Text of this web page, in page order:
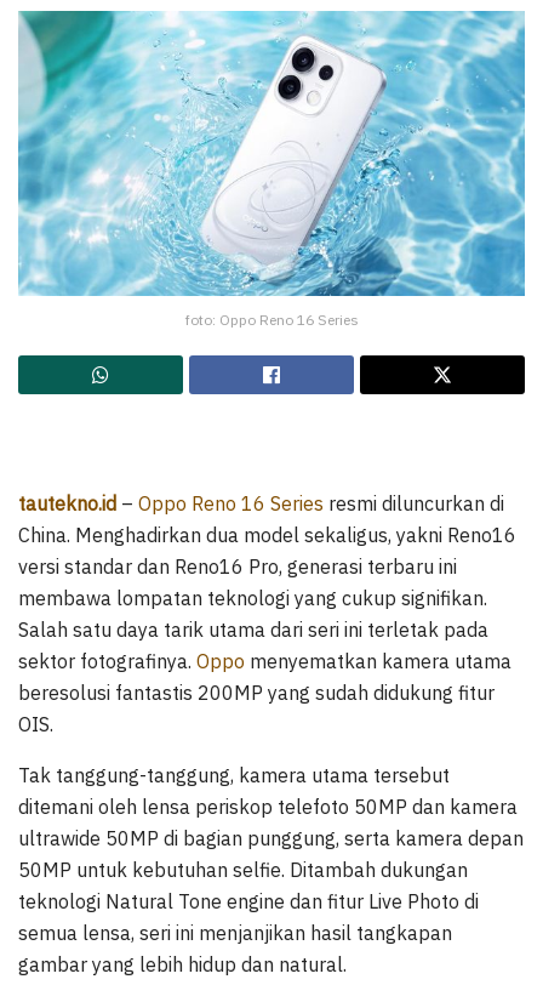
foto: Oppo Reno 16 Series
tautekno.id – Oppo Reno 16 Series resmi diluncurkan di
China. Menghadirkan dua model sekaligus, yakni Reno16
versi standar dan Reno16 Pro, generasi terbaru ini
membawa lompatan teknologi yang cukup signifikan.
Salah satu daya tarik utama dari seri ini terletak pada
sektor fotografinya. Oppo menyematkan kamera utama
beresolusi fantastis 200MP yang sudah didukung fitur
OIS.
Tak tanggung-tanggung, kamera utama tersebut
ditemani oleh lensa periskop telefoto 50MP dan kamera
ultrawide 50MP di bagian punggung, serta kamera depan
50MP untuk kebutuhan selfie. Ditambah dukungan
teknologi Natural Tone engine dan fitur Live Photo di
semua lensa, seri ini menjanjikan hasil tangkapan
gambar yang lebih hidup dan natural.